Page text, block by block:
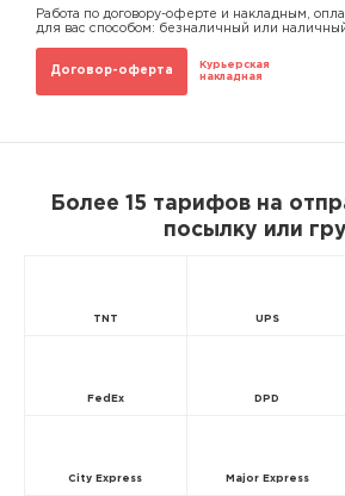
Работа по договору-оферте и накладным,
для вас способом: безналичный или
Договор-оферта
Курьерская
накладная
Более 15 тарифов на
посылку или
TNT UPS
FedEx DPD
City Express Major Express